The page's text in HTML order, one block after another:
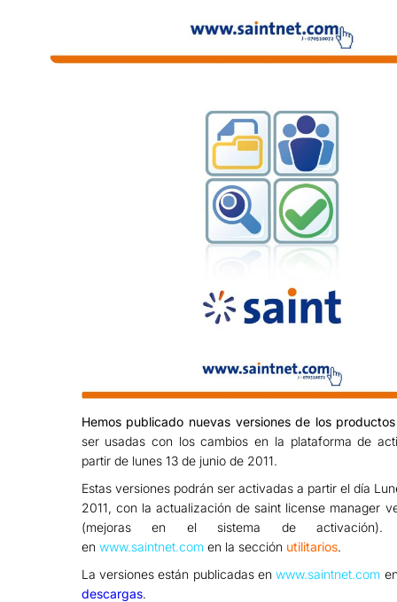
Hemos publicado nuevas versiones de los
ser usadas con los cambios en la plataforma de
partir de lunes 13 de junio de 2011.
Estas versiones podrán ser activadas a partir el día
2011, con la actualización de saint license manager
(mejoras en el sistema de activación).
en www.saintnet.com en la sección utilitarios.
La versiones están publicadas enwww.saintnet.com
descargas.